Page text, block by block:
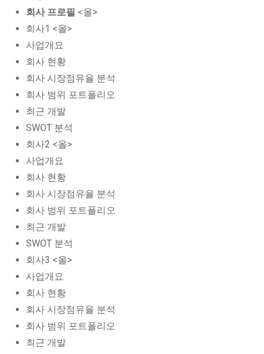
회사 프로필 <올>
회사1 <올>
사업개요
회사 현황
회사 시장점유율 분석
회사 범위 포트폴리오
최근 개발
SWOT 분석
회사2 <올>
사업개요
회사 현황
회사 시장점유율 분석
회사 범위 포트폴리오
최근 개발
SWOT 분석
회사3 <올>
사업개요
회사 현황
회사 시장점유율 분석
회사 범위 포트폴리오
최근 개발